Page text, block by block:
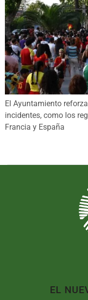
El Ayuntamiento
incidentes, como los
Francia y España
EL